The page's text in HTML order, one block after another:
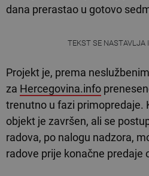
dana prerastao u gotovo
TEKST SE NASTAVLJA
Projekt je, prema
za Hercegovina.info
trenutno u fazi primopredaje.
objekt je završen, ali se
radova, po nalogu nadzora,
radove prije konačne predaje